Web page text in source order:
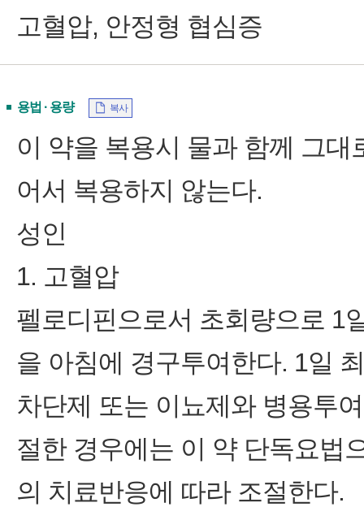
고혈압, 안정형 협심증
용법 · 용량 복사
이 약을 복용시 물과 함께 그
어서 복용하지 않는다.
성인
1. 고혈압
펠로디핀으로서 초회량으로 1
을 아침에 경구투여한다. 1일
차단제 또는 이뇨제와 병용투
절한 경우에는 이 약 단독요법
의 치료반응에 따라 조절한다.